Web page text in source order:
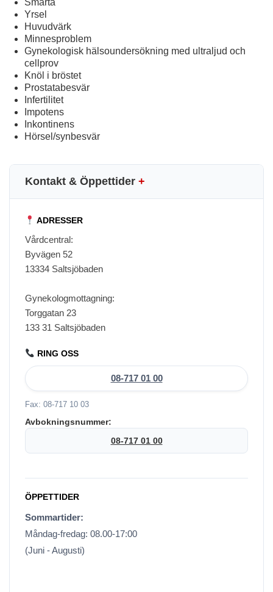
Smärta
Yrsel
Huvudvärk
Minnesproblem
Gynekologisk hälsoundersökning med ultraljud och
cellprov
Knöl i bröstet
Prostatabesvär
Infertilitet
Impotens
Inkontinens
Hörsel/synbesvär
Kontakt & Öppettider +
ADRESSER
Vårdcentral:
Byvägen 52
13334 Saltsjöbaden
Gynekologmottagning:
Torggatan 23
133 31 Saltsjöbaden
RING OSS
08-717 01 00
Fax: 08-717 10 03
Avbokningsnummer:
08-717 01 00
ÖPPETTIDER
Sommartider:
Måndag-fredag: 08.00-17:00
(Juni - Augusti)